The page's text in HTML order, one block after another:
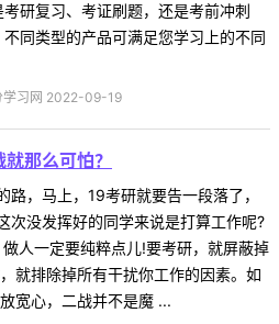
考研复习、考证刷题，还是考前冲刺
不同类型的产品可满足您学习上的不同
学习网 2022-09-19
那么可怕？
，马上，19考研就要告一段落了，
次没发挥好的同学来说是打算工作呢?
人一定要纯粹点儿!要考研，就屏蔽掉
就排除掉所有干扰你工作的因素。如
宽心，二战并不是魔 ...